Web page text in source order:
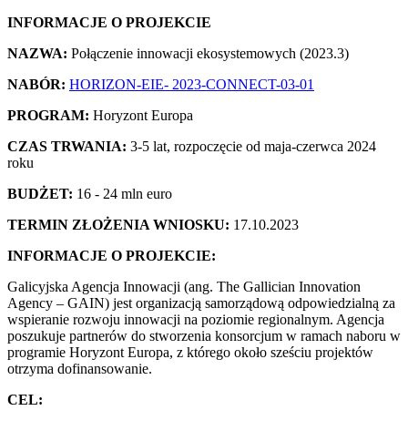
INFORMACJE O PROJEKCIE
NAZWA: Połączenie innowacji ekosystemowych (2023.3)
NABÓR: HORIZON-EIE- 2023-CONNECT-03-01
PROGRAM: Horyzont Europa
CZAS TRWANIA: 3-5 lat, rozpoczęcie od maja-czerwca 2024
roku
BUDŻET: 16 - 24 mln euro
TERMIN ZŁOŻENIA WNIOSKU: 17.10.2023
INFORMACJE O PROJEKCIE:
Galicyjska Agencja Innowacji (ang. The Gallician Innovation
Agency – GAIN) jest organizacją samorządową odpowiedzialną za
wspieranie rozwoju innowacji na poziomie regionalnym. Agencja
poszukuje partnerów do stworzenia konsorcjum w ramach naboru w
programie Horyzont Europa, z którego około sześciu projektów
otrzyma dofinansowanie.
CEL: